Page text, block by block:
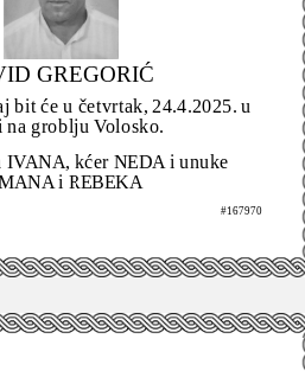
GREGORIĆ
bit će u četvrtak, 24.4.2025. u
na groblju Volosko.
kćer NEDA i unuke
i REBEKA
#167970